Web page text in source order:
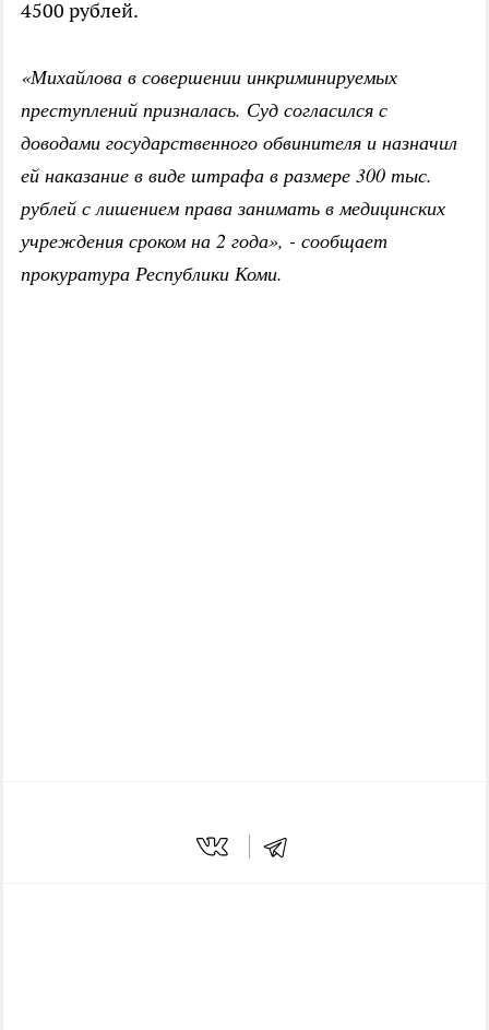
4500 рублей.
«Михайлова в совершении инкриминируемых
преступлений призналась. Суд согласился с
доводами государственного обвинителя и назначил
ей наказание в виде штрафа в размере 300 тыс.
рублей с лишением права занимать в медицинских
учреждения сроком на 2 года», - сообщает
прокуратура Республики Коми.